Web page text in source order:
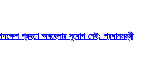
গ্রহণে অবহেলার সুযোগ নেই: প্রধানমন্ত্রী